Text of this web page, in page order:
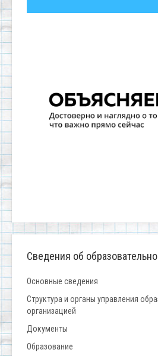
Сведения об
Основные сведения
Структура и органы управления
организацией
Документы
Образование